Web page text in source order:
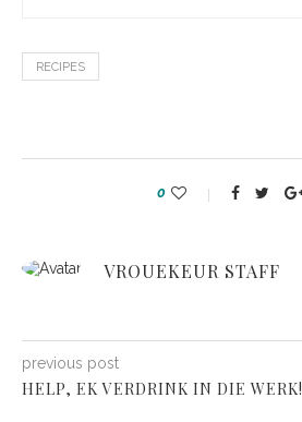
RECIPES
0
VROUEKEUR STAFF
previous post
HELP, EK VERDRINK IN DIE WERK!